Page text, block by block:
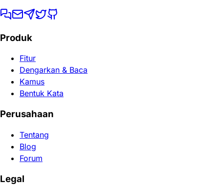
Produk
Fitur
Dengarkan & Baca
Kamus
Bentuk Kata
Perusahaan
Tentang
Blog
Forum
Legal